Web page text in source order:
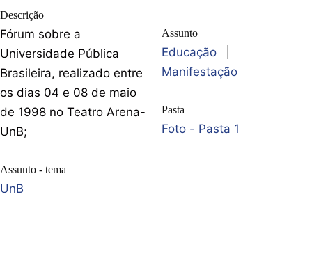
Descrição
Fórum sobre a
Universidade Pública
Brasileira, realizado entre
os dias 04 e 08 de maio
de 1998 no Teatro Arena-
UnB;
Assunto - tema
UnB
Assunto
Educação
Manifestação
Pasta
Foto - Pasta 1